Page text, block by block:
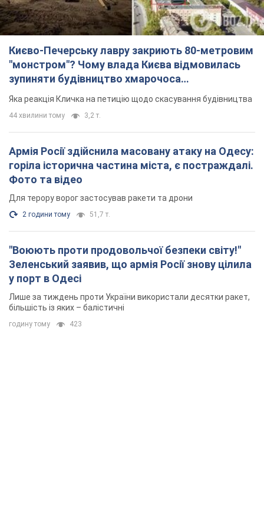
Києво-Печерську лавру закриють 80-метровим
"монстром"? Чому влада Києва відмовилась
зупиняти будівництво хмарочоса
"московського вірянина"
Яка реакція Кличка на петицію щодо скасування будівництва
44 хвилини тому 3,2 т.
Армія Росії здійснила масовану атаку на Одесу:
горіла історична частина міста, є постраждалі.
Фото та відео
Для терору ворог застосував ракети та дрони
2 години тому 51,7 т.
"Воюють проти продовольчої безпеки світу!"
Зеленський заявив, що армія Росії знову цілила
у порт в Одесі
Лише за тиждень проти України використали десятки ракет,
більшість із яких – балістичні
годину тому 423